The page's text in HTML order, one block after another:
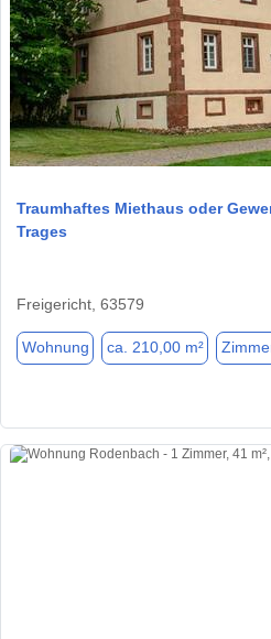
Traumhaftes Miethaus oder
Trages
Freigericht, 63579
Wohnung ca. 210,00 m²